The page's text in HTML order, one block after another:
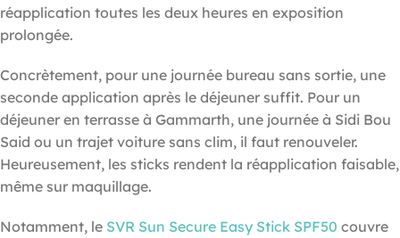
réapplication toutes les deux heures en exposition
prolongée.
Concrètement, pour une journée bureau sans sortie, une
seconde application après le déjeuner suffit. Pour un
déjeuner en terrasse à Gammarth, une journée à Sidi Bou
Said ou un trajet voiture sans clim, il faut renouveler.
Heureusement, les sticks rendent la réapplication faisable,
même sur maquillage.
Notamment, le SVR Sun Secure Easy Stick SPF50 couvre